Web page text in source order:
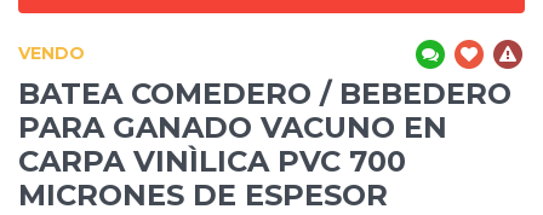
VENDO
BATEA COMEDERO / BEBEDERO
PARA GANADO VACUNO EN
CARPA VINÌLICA PVC 700
MICRONES DE ESPESOR